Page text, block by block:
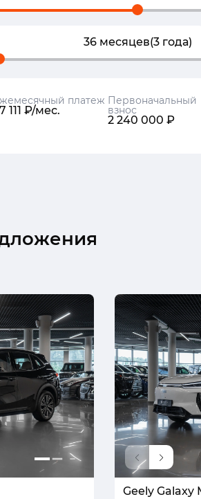
36 месяцев(3 года)
платеж
111 ₽/мес.
Первоначальный
взнос
2 240 000 ₽
Geely Galaxy